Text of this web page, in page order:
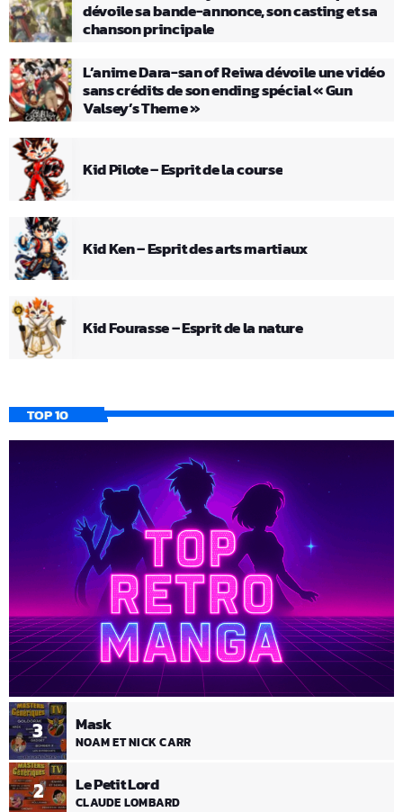
dévoile sa bande-annonce, son casting et sa
chanson principale
L’anime Dara-san of Reiwa dévoile une vidéo
sans crédits de son ending spécial « Gun
Valsey’s Theme »
Kid Pilote – Esprit de la course
Kid Ken – Esprit des arts martiaux
Kid Fourasse – Esprit de la nature
TOP 10
2 Le Petit Lord
CLAUDE LOMBARD
3 Mask
NOAM ET NICK CARR